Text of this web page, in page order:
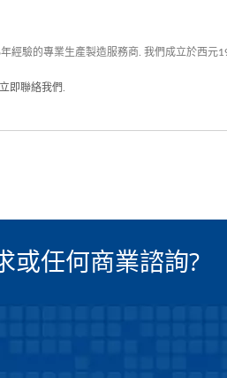
經驗的專業生產製造服務商. 我們成立於西
立即聯絡我們
或任何商業諮詢?